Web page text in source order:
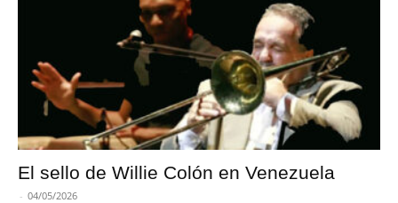
El sello de Willie Colón en Venezuela
- 04/05/2026